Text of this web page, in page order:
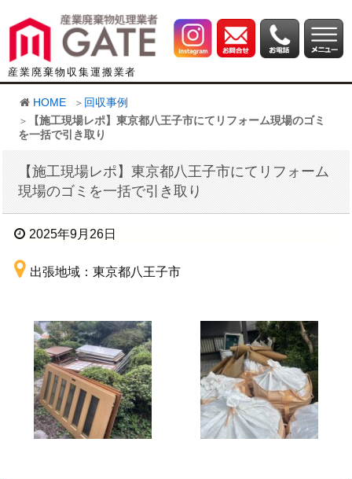
産業廃棄物収集運搬業者
HOME
回収事例
【施工現場レポ】東京都八王子市にてリフォーム現場のゴミ
を一括で引き取り
【施工現場レポ】東京都八王子市にてリフォーム
現場のゴミを一括で引き取り
2025年9月26日
出張地域：東京都八王子市